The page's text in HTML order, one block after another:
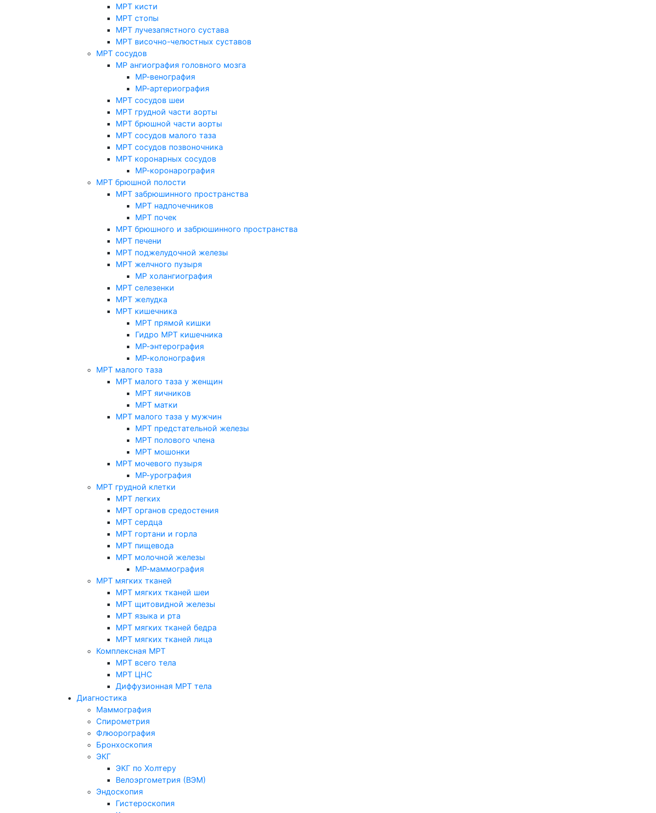
МРТ кисти
МРТ стопы
МРТ лучезапястного сустава
МРТ височно-челюстных суставов
МРТ сосудов
МР ангиография головного мозга
МР-венография
МР-артериография
МРТ сосудов шеи
МРТ грудной части аорты
МРТ брюшной части аорты
МРТ сосудов малого таза
МРТ сосудов позвоночника
МРТ коронарных сосудов
МР-коронарография
МРТ брюшной полости
МРТ забрюшинного пространства
МРТ надпочечников
МРТ почек
МРТ брюшного и забрюшинного пространства
МРТ печени
МРТ поджелудочной железы
МРТ желчного пузыря
МР холангиография
МРТ селезенки
МРТ желудка
МРТ кишечника
МРТ прямой кишки
Гидро МРТ кишечника
МР-энтерография
МР-колонография
МРТ малого таза
МРТ малого таза у женщин
МРТ яичников
МРТ матки
МРТ малого таза у мужчин
МРТ предстательной железы
МРТ полового члена
МРТ мошонки
МРТ мочевого пузыря
МР-урография
МРТ грудной клетки
МРТ легких
МРТ органов средостения
МРТ сердца
МРТ гортани и горла
МРТ пищевода
МРТ молочной железы
МР-маммография
МРТ мягких тканей
МРТ мягких тканей шеи
МРТ щитовидной железы
МРТ языка и рта
МРТ мягких тканей бедра
МРТ мягких тканей лица
Комплексная МРТ
МРТ всего тела
МРТ ЦНС
Диффузионная МРТ тела
Диагностика
Маммография
Спирометрия
Флюорография
Бронхоскопия
ЭКГ
ЭКГ по Холтеру
Велоэргометрия (ВЭМ)
Эндоскопия
Гистероскопия